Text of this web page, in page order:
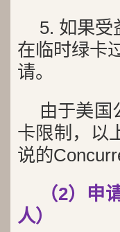
5. 如果受
在临时绿卡
请。
由于美国
卡限制，以
说的
（2）申
人）